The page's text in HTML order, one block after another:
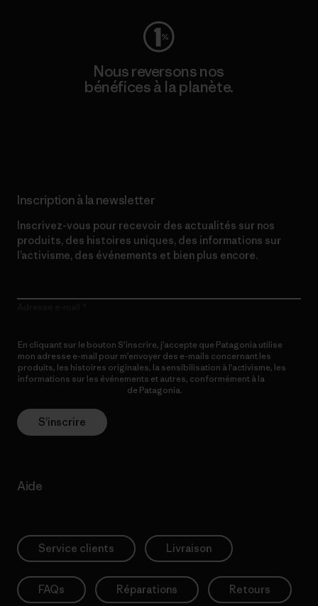
Nous reversons nos
bénéfices à la planète.
Inscription à la newsletter
Inscrivez-vous pour recevoir des actualités sur nos
produits, des histoires uniques, des informations sur
l’activisme, des événements et bien plus encore.
En cliquant sur le bouton S’inscrire, j’accepte que Patagonia utilise
mon adresse e-mail pour m’envoyer des e-mails concernant les
produits, les histoires originales, la sensibilisation à l’activisme, les
informations sur les événements et autres, conformément à la
de Patagonia.
S’inscrire
Aide
Service clients Livraison
FAQs Réparations Retours